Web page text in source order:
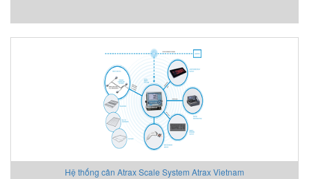
Hệ thống cân Atrax Scale System Atrax Vietnam